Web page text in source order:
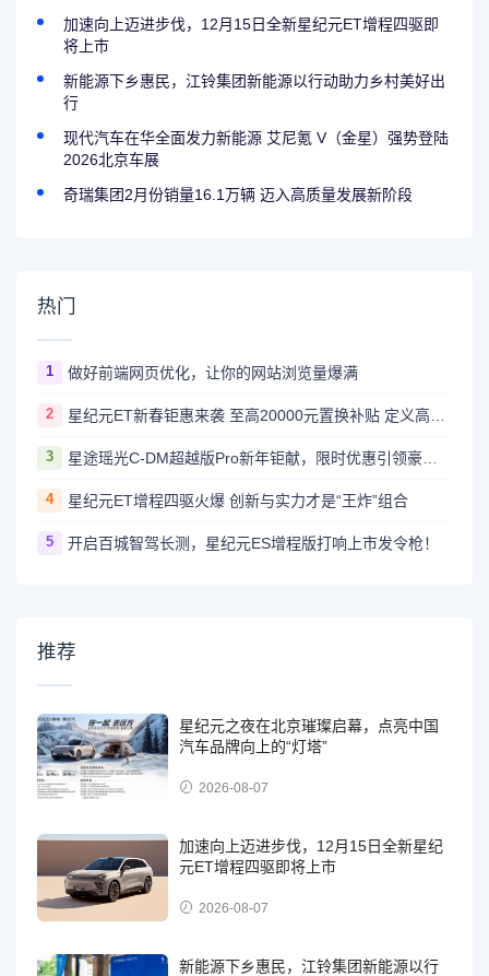
加速向上迈进步伐，12月15日全新星纪元ET增程四驱即
将上市
新能源下乡惠民，江铃集团新能源以行动助力乡村美好出
行
现代汽车在华全面发力新能源 艾尼氪 V（金星）强势登陆
2026北京车展
奇瑞集团2月份销量16.1万辆 迈入高质量发展新阶段
热门
1 做好前端网页优化，让你的网站浏览量爆满
2 星纪元ET新春钜惠来袭 至高20000元置换补贴 定义高端增程新标杆
3 星途瑶光C-DM超越版Pro新年钜献，限时优惠引领豪华新能源潮流
4 星纪元ET增程四驱火爆 创新与实力才是“王炸”组合
5 开启百城智驾长测，星纪元ES增程版打响上市发令枪！
推荐
星纪元之夜在北京璀璨启幕，点亮中国
汽车品牌向上的“灯塔”
2026-08-07
加速向上迈进步伐，12月15日全新星纪
元ET增程四驱即将上市
2026-08-07
新能源下乡惠民，江铃集团新能源以行